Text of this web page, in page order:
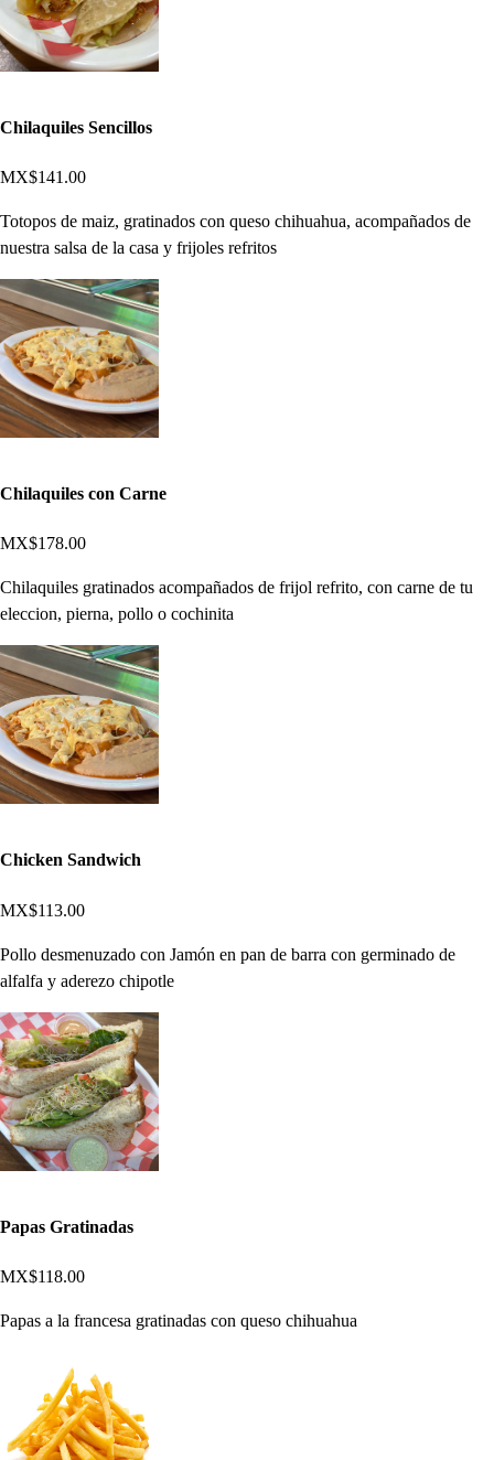
Chilaquiles Sencillos
MX$141.00
Totopos de maiz, gratinados con queso chihuahua, acompañados de
nuestra salsa de la casa y frijoles refritos
Chilaquiles con Carne
MX$178.00
Chilaquiles gratinados acompañados de frijol refrito, con carne de tu
eleccion, pierna, pollo o cochinita
Chicken Sandwich
MX$113.00
Pollo desmenuzado con Jamón en pan de barra con germinado de
alfalfa y aderezo chipotle
Papas Gratinadas
MX$118.00
Papas a la francesa gratinadas con queso chihuahua